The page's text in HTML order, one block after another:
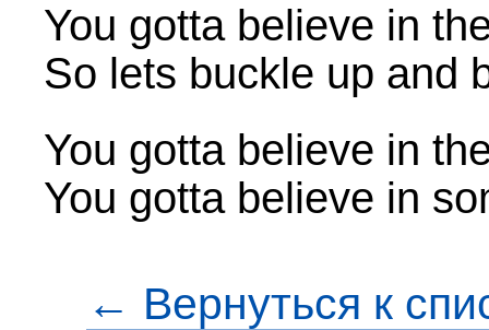
You gotta believe in
So lets buckle up and
You gotta believe in
You gotta believe in
← Вернуться к